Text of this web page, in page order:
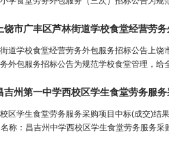
上饶市广丰区芦林街道学校食堂经营劳
街道学校食堂经营劳务外包服务招标公告上
外包服务招标公告为规范学校食堂管理，给
吉州第一中学西校区学生食堂劳务服
区学生食堂劳务服务采购项目中标(成交)结
称：昌吉州中学西校区学生食堂劳务服务采